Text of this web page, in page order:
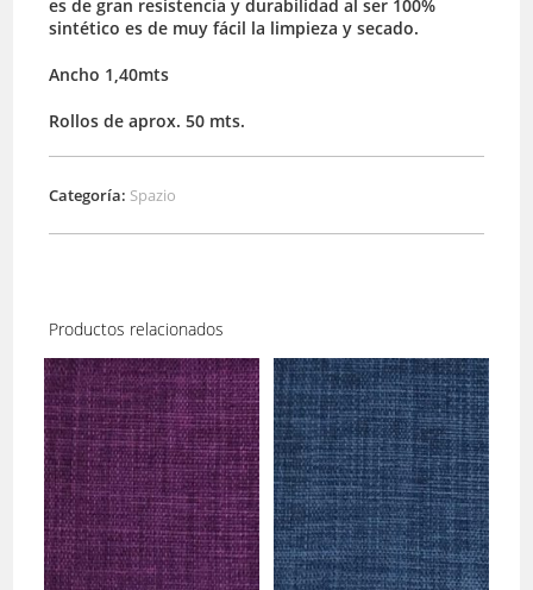
es de gran resistencia y durabilidad al ser 100%
sintético es de muy fácil la limpieza y secado.
Ancho 1,40mts
Rollos de aprox. 50 mts.
Categoría: Spazio
Productos relacionados